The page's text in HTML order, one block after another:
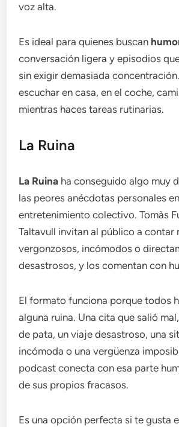
voz alta.
Es ideal para quienes buscan
conversación ligera y episodios
sin exigir demasiada
escuchar en casa, en el coche,
mientras haces tareas rutinarias.
La Ruina
La Ruina ha conseguido algo muy
las peores anécdotas personales en
entretenimiento colectivo. Tomàs
Taltavull invitan al público a contar
vergonzosos, incómodos o
desastrosos, y los comentan con
El formato funciona porque todos
alguna ruina. Una cita que salió
de pata, un viaje desastroso, una
incómoda o una vergüenza
podcast conecta con esa parte
de sus propios fracasos.
Es una opción perfecta si te gusta